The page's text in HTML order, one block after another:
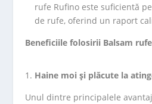
rufe Rufino este suficientă
de rufe, oferind un raport
Beneficiile folosirii Balsam
Haine moi și plăcute la
Unul dintre principalele